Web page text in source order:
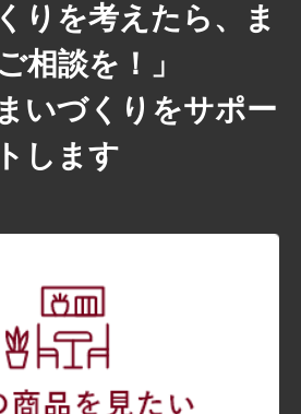
りを考えたら、ま
相談を！」
いづくりをサポー
トします